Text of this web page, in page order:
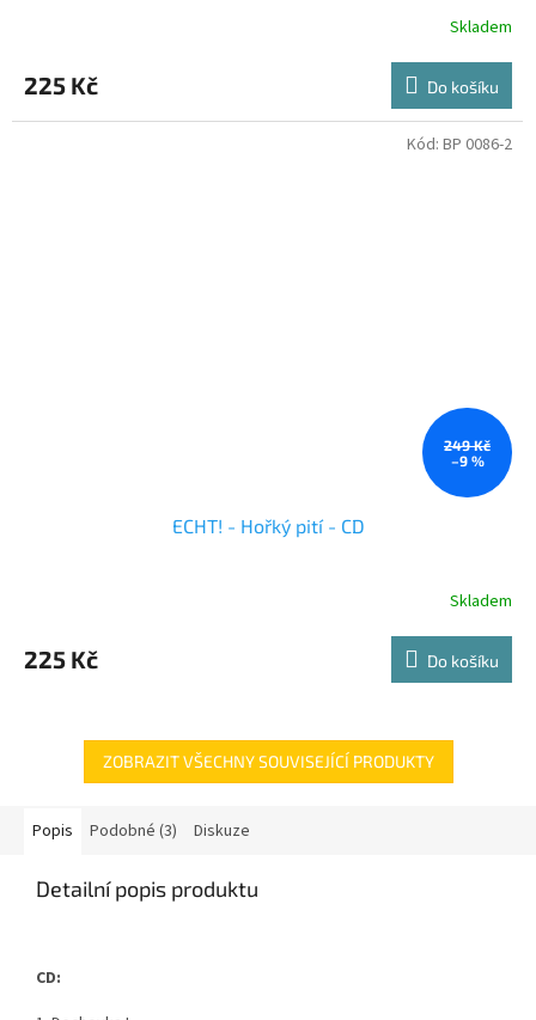
Skladem
225 Kč Do košíku
249 Kč
–9 %
ECHT! - Hořký pití - CD
Skladem
225 Kč Do košíku
Kód: BP 0086-2
ZOBRAZIT VŠECHNY SOUVISEJÍCÍ PRODUKTY
Popis Podobné (3) Diskuze
Detailní popis produktu
CD: